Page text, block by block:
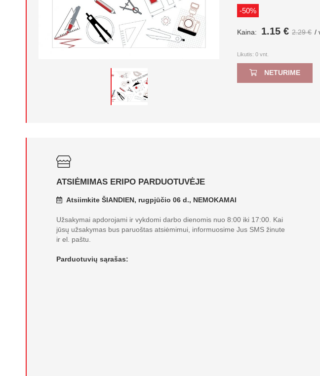
-50%
Kaina: 1.15 €2.29 € /
Likutis:0 vnt.
NETURIME
ATSIĖMIMAS ERIPO PARDUOTUVĖJE
Atsiimkite ŠIANDIEN, rugpjūčio 06 d., NEMOKAMAI
Užsakymai apdorojami ir vykdomi darbo dienomis nuo 8:00 iki 17:00. Kai
jūsų užsakymas bus paruoštas atsiėmimui, informuosime Jus SMS žinute
ir el. paštu.
Parduotuvių sąrašas: